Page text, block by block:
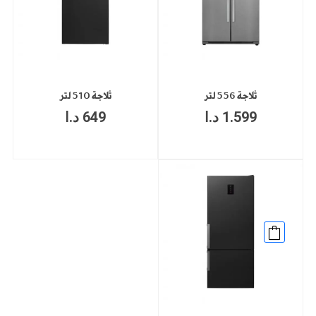
ثلاجة 556 لتر
1.599 د.ا
ثلاجة 510 لتر
649 د.ا